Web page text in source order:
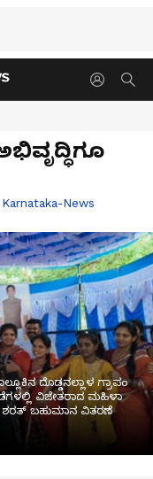
Karnataka-News
ದೊಡ್ಡನಲ್ಲಾಳ ಗ್ರಾಪಂ
ವಿಜೇತರಾದ ಮಹಿಳಾ
ಶರತ್ ಬಹುಮಾನ ವಿತರಣೆ